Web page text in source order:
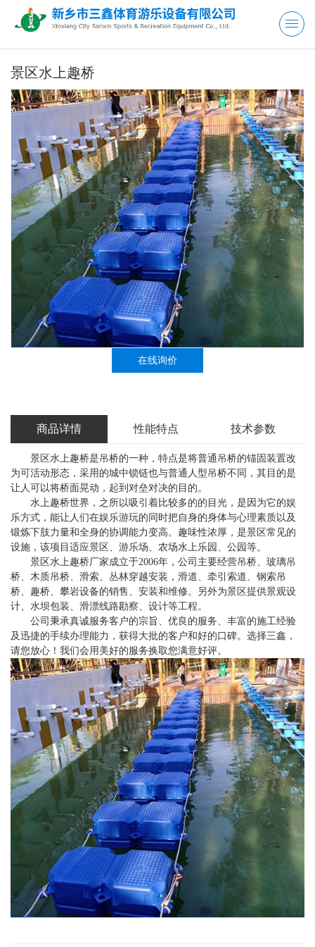
景区水上趣桥
在线询价
商品详情 性能特点 技术参数
景区水上趣桥是吊桥的一种，特点是将普通吊桥的锚固装置改
为可活动形态，采用的城中锁链也与普通人型吊桥不同，其目的是
让人可以将桥面晃动，起到对垒对决的目的。
水上趣桥世界，之所以吸引着比较多的的目光，是因为它的娱
乐方式，能让人们在娱乐游玩的同时把自身的身体与心理素质以及
锻炼下肢力量和全身的协调能力变高。趣味性浓厚，是景区常见的
设施，该项目适应景区、游乐场、农场水上乐园、公园等。
景区水上趣桥厂家成立于2006年，公司主要经营吊桥、玻璃吊
桥、木质吊桥、滑索、丛林穿越安装，滑道、牵引索道、钢索吊
桥、趣桥、攀岩设备的销售、安装和维修。另外为景区提供景观设
计、水坝包装、滑漂线路勘察、设计等工程。
公司秉承真诚服务客户的宗旨、优良的服务、丰富的施工经验
及迅捷的手续办理能力，获得大批的客户和好的口碑。选择三鑫，
请您放心！我们会用美好的服务换取您满意好评。